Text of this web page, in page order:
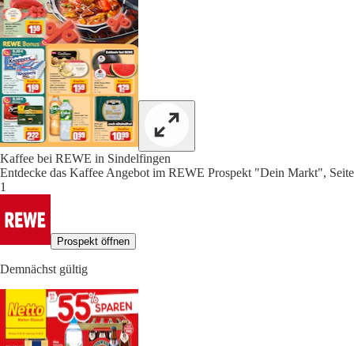
Kaffee bei REWE in Sindelfingen
Entdecke das Kaffee Angebot im REWE Prospekt "Dein Markt", Seite
1
Prospekt öffnen
Demnächst gültig